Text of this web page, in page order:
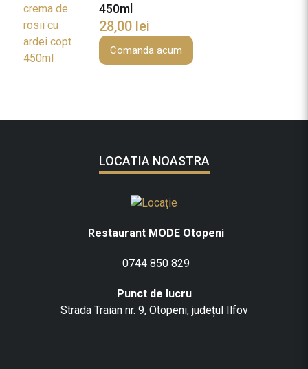
450ml
28,00 lei
Comanda acum
LOCATIA NOASTRA
Restaurant MODE Otopeni
0744 850 829
Punct de lucru
Strada Traian nr. 9, Otopeni, județul Ilfov